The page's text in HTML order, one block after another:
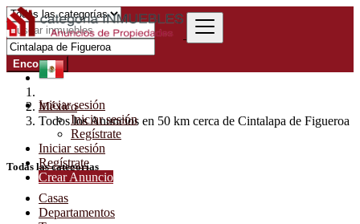
Iniciar sesión
Iniciar sesión
Regístrate
Iniciar sesión
Regístrate
Crear Anuncio
Encontrar
México
Todos los Anuncios en 50 km cerca de Cintalapa de Figueroa
Todas las categorías
Casas
Departamentos